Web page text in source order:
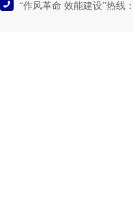
“作风革命 效能建设”热线